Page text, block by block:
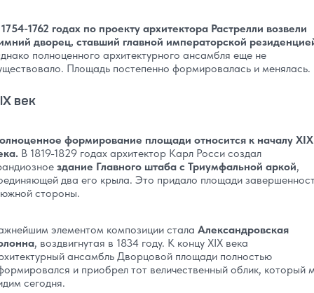
1762 годах по проекту архитектора Растрелли возвели
дворец, ставший главной императорской
полноценного архитектурного ансамбля еще не
Площадь постепенно формировалась и менялась.
век
формирование площади относится к началу XIX
В 1819-1829 годах архитектор Карл Росси создал
здание Главного штаба с Триумфальной аркой,
два его крыла. Это придало площади
стороны.
элементом композиции стала Александровская
, воздвигнутая в 1834 году. К концу XIX века
ансамбль Дворцовой площади полностью
и приобрел тот величественный облик, который
сегодня.